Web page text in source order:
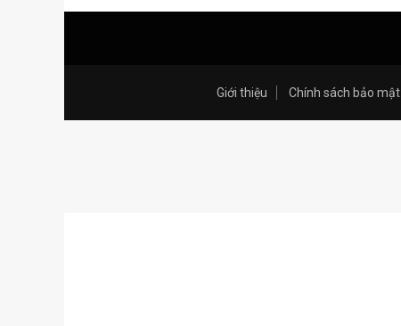
Giới thiệu Chính sách bảo mật